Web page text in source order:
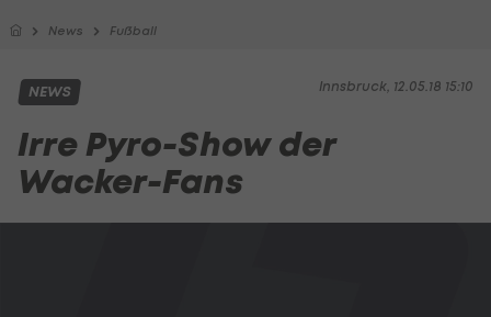
News Fußball
Innsbruck, 12.05.18 15:10
NEWS
Irre Pyro-Show der
Wacker-Fans